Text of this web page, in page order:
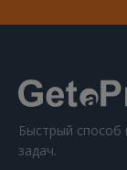
Быстрый способ
задач.